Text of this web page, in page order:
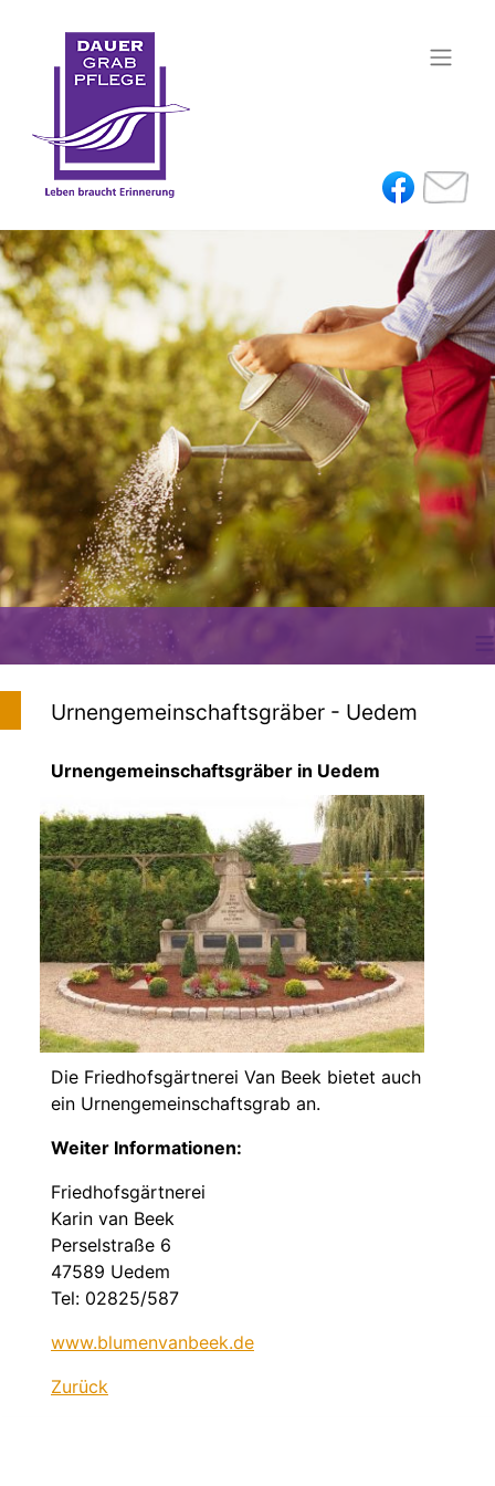
≡
Urnengemeinschaftsgräber - Uedem
Urnengemeinschaftsgräber in Uedem
Die Friedhofsgärtnerei Van Beek bietet auch
ein Urnengemeinschaftsgrab an.
Weiter Informationen:
Friedhofsgärtnerei
Karin van Beek
Perselstraße 6
47589 Uedem
Tel: 02825/587
www.blumenvanbeek.de
Zurück